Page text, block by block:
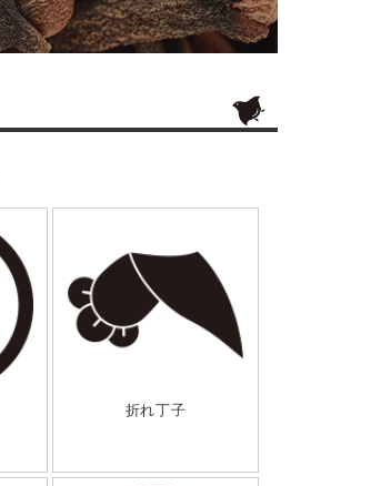
折れ丁子